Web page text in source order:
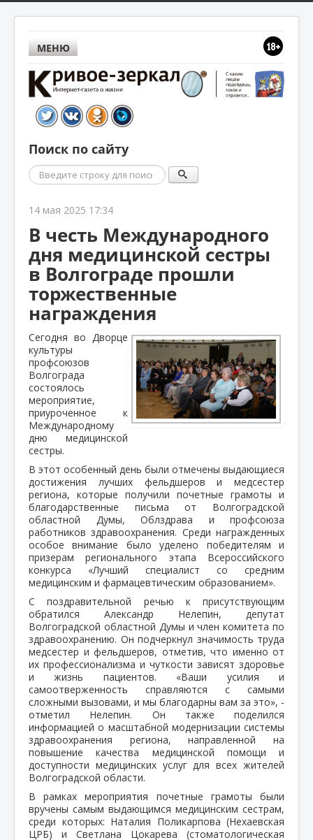
МЕНЮ
Поиск по сайту
Поиск
14 мая 2025 17:34
В честь Международного
дня медицинской сестры
в Волгограде прошли
торжественные
награждения
Сегодня во Дворце
культуры
профсоюзов
Волгограда
состоялось
мероприятие,
приуроченное к
Международному
дню медицинской
сестры.
В этот особенный день были отмечены выдающиеся
достижения лучших фельдшеров и медсестер
региона, которые получили почетные грамоты и
благодарственные письма от Волгоградской
областной Думы, Облздрава и профсоюза
работников здравоохранения. Среди награжденных
особое внимание было уделено победителям и
призерам регионального этапа Всероссийского
конкурса «Лучший специалист со средним
медицинским и фармацевтическим образованием».
С поздравительной речью к присутствующим
обратился Александр Нелепин, депутат
Волгоградской областной Думы и член комитета по
здравоохранению. Он подчеркнул значимость труда
медсестер и фельдшеров, отметив, что именно от
их профессионализма и чуткости зависят здоровье
и жизнь пациентов. «Ваши усилия и
самоотверженность справляются с самыми
сложными вызовами, и мы благодарны вам за это», -
отметил Нелепин. Он также поделился
информацией о масштабной модернизации системы
здравоохранения региона, направленной на
повышение качества медицинской помощи и
доступности медицинских услуг для всех жителей
Волгоградской области.
В рамках мероприятия почетные грамоты были
вручены самым выдающимся медицинским сестрам,
среди которых: Наталия Поликарпова (Нехаевская
ЦРБ) и Светлана Цокарева (стоматологическая